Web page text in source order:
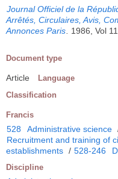
Journal Officiel de la
Arrêtés, Circulaires, Avis,
Annonces Paris
1986, Vol
Document type
Article Language
Classification
Francis
528 Administrative science
Recruitment and training of
establishments / 528-246
Discipline